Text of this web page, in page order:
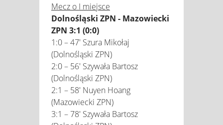
Mecz o I miejsce
Dolnośląski ZPN - Mazowiecki
ZPN 3:1 (0:0)
1:0 – 47' Szura Mikołaj
(Dolnośląski ZPN)
2:0 – 56' Szywała Bartosz
(Dolnośląski ZPN)
2:1 – 58' Nuyen Hoang
(Mazowiecki ZPN)
3:1 – 78' Szywała Bartosz